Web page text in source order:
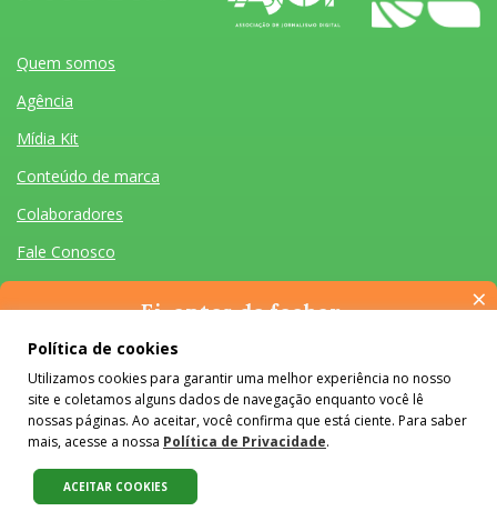
Quem somos
Agência
Mídia Kit
Conteúdo de marca
Colaboradores
Fale Conosco
Quem somos Agência Mídia Kit Conteúdo de marca Colaboradores Fale Conosco
Desenvolvido por Homem Máquina- Todos os Direitos Reservados 2026
O conteúdo do #Colabora é licenciado em Creative Commons e pode
ser reproduzido e compartilhado, desde que mantidos os créditos,
sem alterações e apenas para fins não comerciais.
Política de cookies
Utilizamos cookies para garantir uma melhor experiência no nosso
site e coletamos alguns dados de navegação enquanto você lê
nossas páginas. Ao aceitar, você confirma que está ciente. Para saber
mais, acesse a nossa Política de Privacidade.
ACEITAR COOKIES
×
Ei, antes de fechar…
Pense na importância de manter-se informado(a). Quer ter
colunistas e reportagens especiais? Receba a nossa newsletter.
É de graça :)